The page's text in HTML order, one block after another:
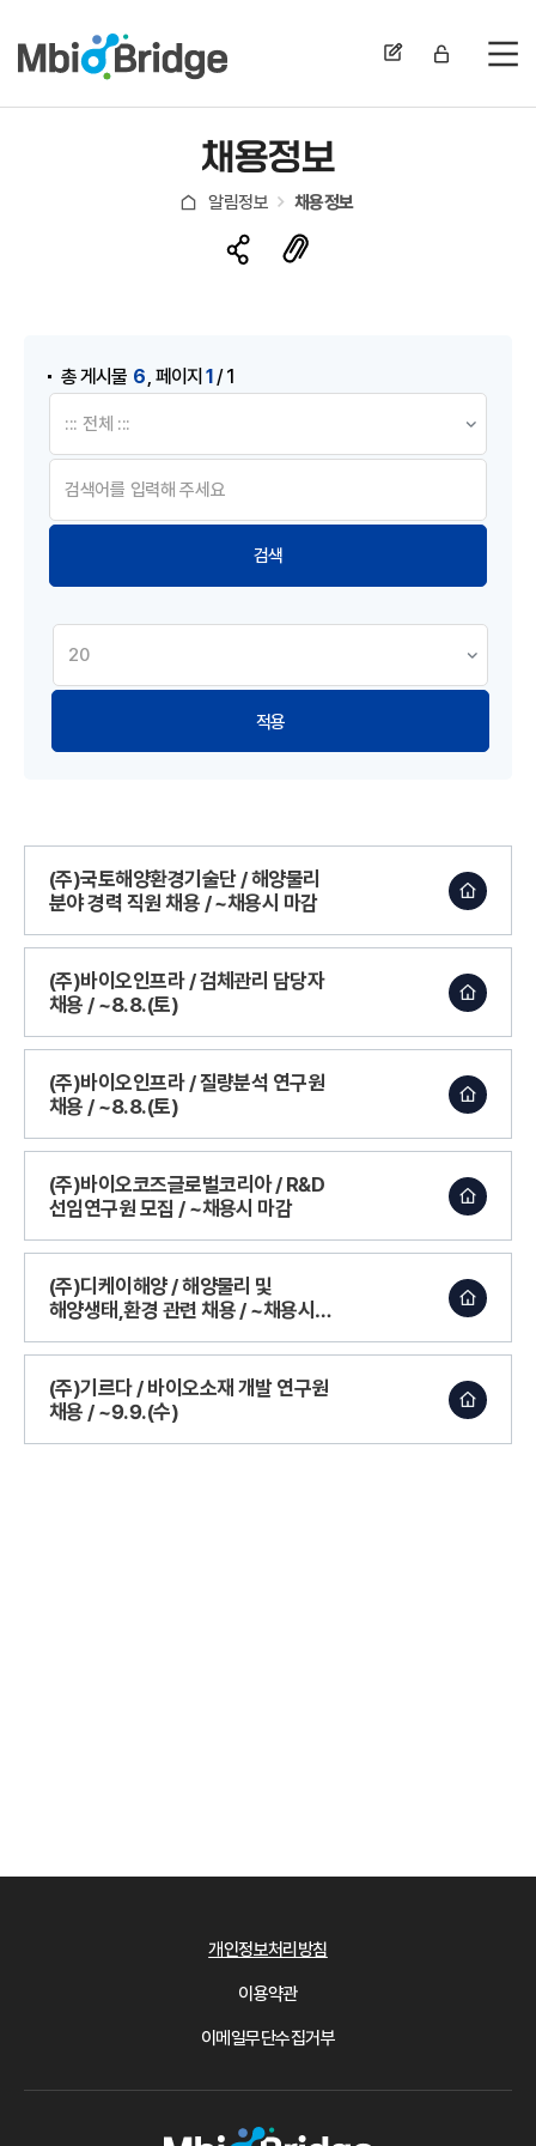
전
채용정보
알림정보 채용정보
총 게시물 6 ,페이지1/ 1
적용
(주)국토해양환경기술단 / 해양물리
분야 경력 직원 채용 / ~채용시 마감
(주)바이오인프라 / 검체관리 담당자
채용 / ~8.8.(토)
(주)바이오인프라 / 질량분석 연구원
채용 / ~8.8.(토)
(주)바이오코즈글로벌코리아 / R&D
선임연구원 모집 / ~채용시 마감
(주)디케이해양 / 해양물리 및
해양생태,환경 관련 채용 / ~채용시
(주)기르다 / 바이오소재 개발 연구원
채용 / ~9.9.(수)
개인정보처리방침
이용약관
이메일무단수집거부